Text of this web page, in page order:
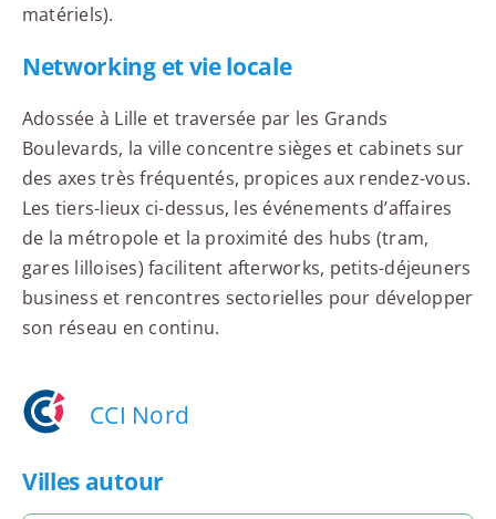
matériels).
Networking et vie locale
Adossée à Lille et traversée par les Grands
Boulevards, la ville concentre sièges et cabinets sur
des axes très fréquentés, propices aux rendez-vous.
Les tiers-lieux ci-dessus, les événements d’affaires
de la métropole et la proximité des hubs (tram,
gares lilloises) facilitent afterworks, petits-déjeuners
business et rencontres sectorielles pour développer
son réseau en continu.
CCI Nord
Villes autour